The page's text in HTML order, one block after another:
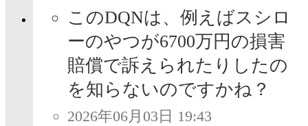
このDQNは、例えばスシロ
ーのやつが6700万円の損害
賠償で訴えられたりしたの
を知らないのですかね？
2026年06月03日 19:43